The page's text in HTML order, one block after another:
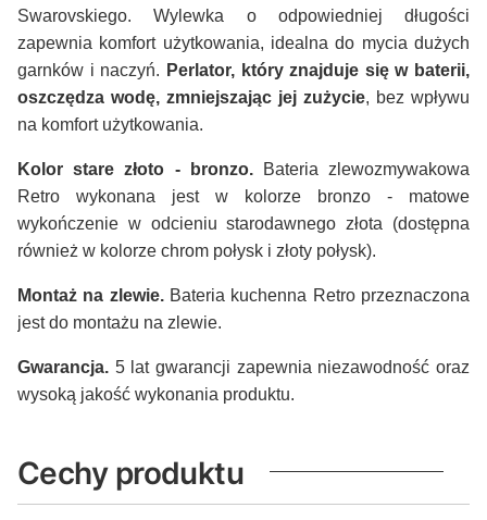
Swarovskiego. Wylewka o odpowiedniej długości
zapewnia komfort użytkowania, idealna do mycia dużych
garnków i naczyń. Perlator, który znajduje się w baterii,
oszczędza wodę, zmniejszając jej zużycie, bez wpływu
na komfort użytkowania.
Kolor stare złoto - bronzo.
Bateria zlewozmywakowa
Retro wykonana jest w kolorze bronzo - matowe
wykończenie w odcieniu starodawnego złota (dostępna
również w kolorze chrom połysk i złoty połysk).
Montaż na zlewie. Bateria kuchenna Retro przeznaczona
jest do montażu na zlewie.
Gwarancja. 5 lat gwarancji zapewnia niezawodność oraz
wysoką jakość wykonania produktu.
Cechy produktu